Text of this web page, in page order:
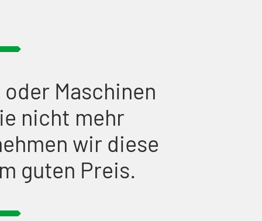
Maschinen
nicht mehr
wir diese
guten Preis.